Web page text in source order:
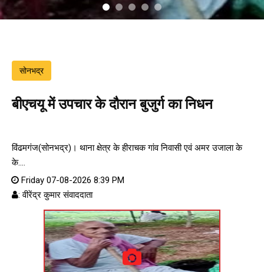
सोनभद्र
बीएचयू में उपचार के दौरान बुजुर्ग का निधन
विंढमगंज(सोनभद्र)। थाना क्षेत्र के हीराचक गांव निवासी एवं अमर उजाला के
के....
Friday 07-08-2026 8:39 PM
: वीरेंद्र कुमार संवाददाता